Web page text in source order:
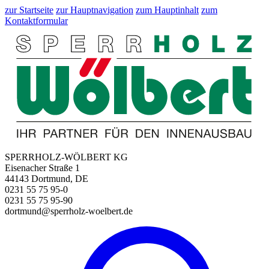
zur Startseite zur Hauptnavigation zum Hauptinhalt zum
Kontaktformular
SPERRHOLZ-WÖLBERT KG
Eisenacher Straße 1
44143 Dortmund, DE
0231 55 75 95-0
0231 55 75 95-90
dortmund@sperrholz-woelbert.de